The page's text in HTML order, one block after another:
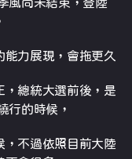
力展現，會拖更久
，總統大選前後，是
行的時候，
，不過依照目前大陸